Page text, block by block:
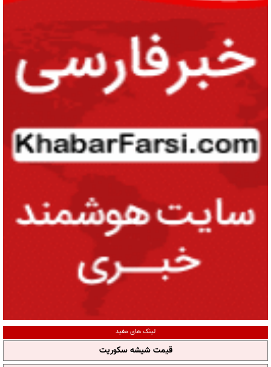
لینک های مفید
قیمت شیشه سکوریت